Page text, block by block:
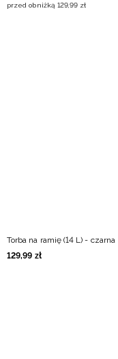
przed obniżką 129,99 zł
Torba na ramię (14 L) - czarna
129,99 zł